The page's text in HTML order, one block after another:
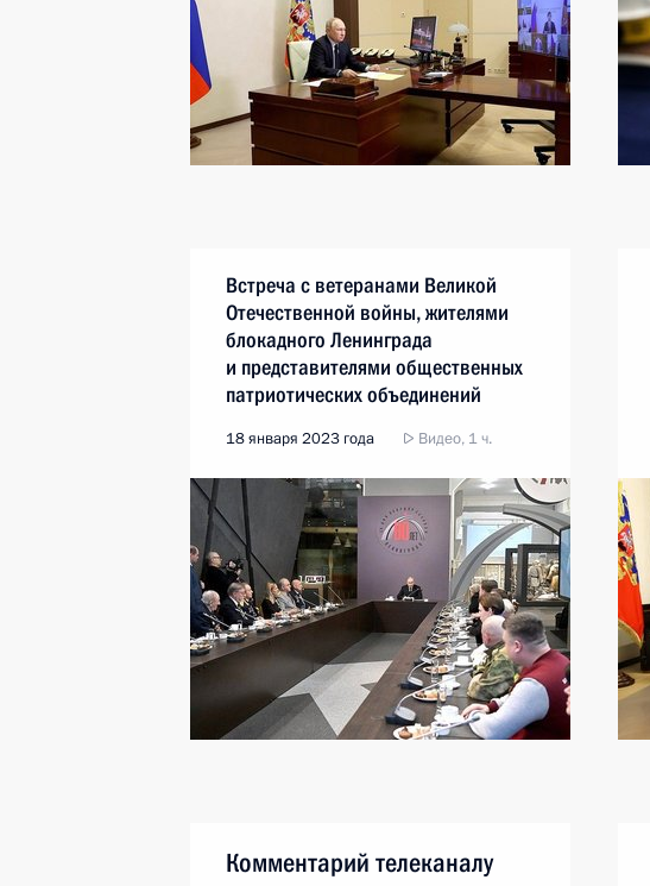
Встреча с ветеранами Великой
Отечественной войны, жителями
блокадного Ленинграда
и представителями общественных
патриотических объединений
18 января 2023 года Видео, 1 ч.
Комментарий телеканалу